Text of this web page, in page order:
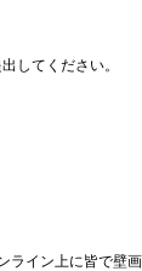
してください。
イン上に皆で壁